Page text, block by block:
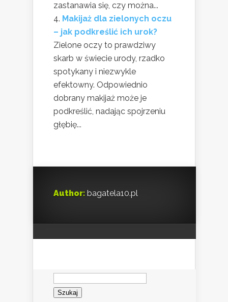
zastanawia się, czy można...
Makijaż dla zielonych oczu
– jak podkreślić ich urok?
Zielone oczy to prawdziwy
skarb w świecie urody, rzadko
spotykany i niezwykle
efektowny. Odpowiednio
dobrany makijaż może je
podkreślić, nadając spojrzeniu
głębię...
Author: bagatela10.pl
Szukaj: